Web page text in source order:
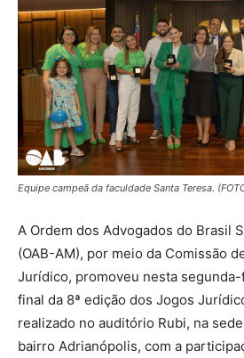
Equipe campeã da faculdade Santa Teresa.
A Ordem dos Advogados do Brasil
(OAB-AM), por meio da Comissão
Jurídico, promoveu nesta
final da 8ª edição dos Jogos
realizado no auditório Rubi, na
bairro Adrianópolis, com a